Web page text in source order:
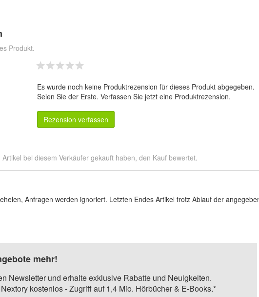
Produkt.
Es wurde noch keine Produktrezension für dieses Produkt abgegeben.
Seien Sie der Erste. Verfassen Sie jetzt eine Produktrezension.
Rezension verfassen
bei diesem Verkäufer gekauft haben, den Kauf bewertet.
Anfragen werden ignoriert. Letzten Endes Artikel trotz Ablauf der
mehr!
Newsletter und erhalte exklusive Rabatte und Neuigkeiten.
kostenlos - Zugriff auf 1,4 Mio. Hörbücher & E-Books.*